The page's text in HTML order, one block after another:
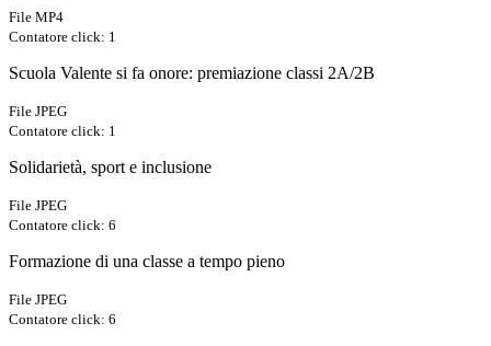
File MP4
Contatore click: 1
Scuola Valente si fa onore: premiazione classi 2A/2B
File JPEG
Contatore click: 1
Solidarietà, sport e inclusione
File JPEG
Contatore click: 6
Formazione di una classe a tempo pieno
File JPEG
Contatore click: 6